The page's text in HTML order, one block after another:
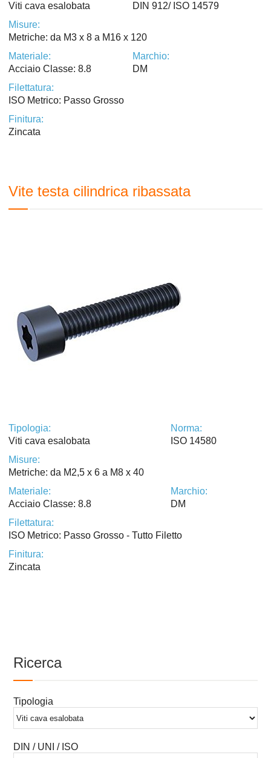
Viti cava esalobata
DIN 912/ ISO 14579
Misure:
Metriche: da M3 x 8 a M16 x 120
Materiale:
Acciaio Classe: 8.8
Marchio:
DM
Filettatura:
ISO Metrico: Passo Grosso
Finitura:
Zincata
Vite testa cilindrica ribassata
Tipologia:
Viti cava esalobata
Norma:
ISO 14580
Misure:
Metriche: da M2,5 x 6 a M8 x 40
Materiale:
Acciaio Classe: 8.8
Marchio:
DM
Filettatura:
ISO Metrico: Passo Grosso - Tutto Filetto
Finitura:
Zincata
Ricerca
Tipologia
DIN / UNI / ISO